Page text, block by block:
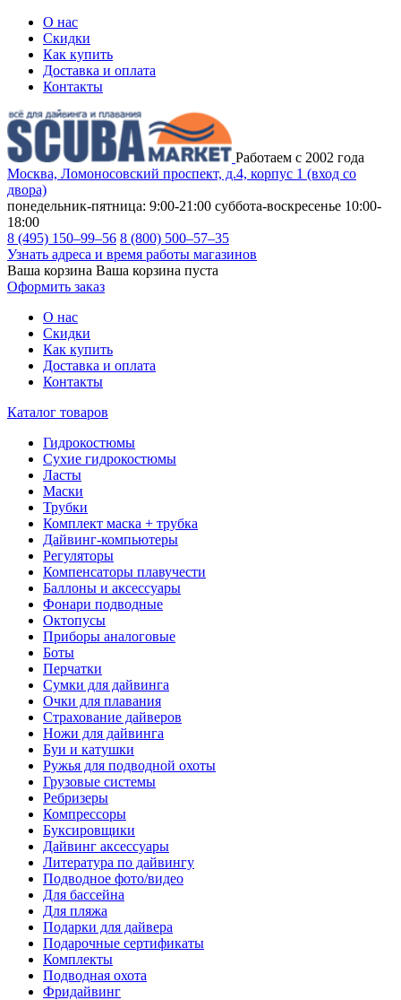
О нас
Скидки
Как купить
Доставка и оплата
Контакты
Работаем с 2002 года
Москва, Ломоносовский проспект, д.4, корпус 1 (вход со
двора)
понедельник-пятница: 9:00-21:00 суббота-воскресенье 10:00-
18:00
8 (495) 150–99–56 8 (800) 500–57–35
Узнать адреса и время работы магазинов
Ваша корзина Ваша корзина пуста
Оформить заказ
О нас
Скидки
Как купить
Доставка и оплата
Контакты
Каталог товаров
Гидрокостюмы
Сухие гидрокостюмы
Ласты
Маски
Трубки
Комплект маска + трубка
Дайвинг-компьютеры
Регуляторы
Компенсаторы плавучести
Баллоны и аксессуары
Фонари подводные
Октопусы
Приборы аналоговые
Боты
Перчатки
Сумки для дайвинга
Очки для плавания
Страхование дайверов
Ножи для дайвинга
Буи и катушки
Ружья для подводной охоты
Грузовые системы
Ребризеры
Компрессоры
Буксировщики
Дайвинг аксессуары
Литература по дайвингу
Подводное фото/видео
Для бассейна
Для пляжа
Подарки для дайвера
Подарочные сертификаты
Комплекты
Подводная охота
Фридайвинг